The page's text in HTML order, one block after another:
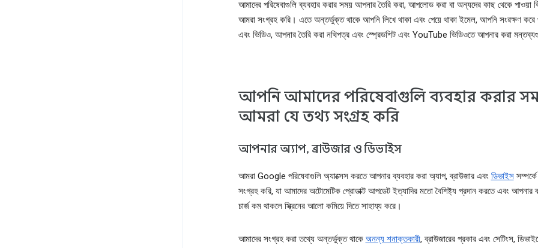
আমাদের পরিষেবাগুলি ব্যবহার করার সময় আপনার তৈরি করা, আপলোড করা বা অন্যদের কাছ থেকে পাওয়া
আমরা সংগ্রহ করি। এতে অন্তর্ভুক্ত থাকে আপনি লিখে থাকা এবং পেয়ে থাকা ইমেল, আপনি সংরক্ষণ করে
এবং ভিডিও, আপনার তৈরি করা নথিপত্র এবং স্প্রেডশিট এবং YouTube ভিডিওতে আপনার করা
আপনি আমাদের পরিষেবাগুলি ব্যবহার করার
আমরা যে তথ্য সংগ্রহ করি
আপনার অ্যাপ, ব্রাউজার ও ডিভাইস
আমরা Google পরিষেবাগুলি অ্যাক্সেস করতে আপনার ব্যবহার করা অ্যাপ, ব্রাউজার এবং ডিভাইস
সংগ্রহ করি, যা আমাদের অটোমেটিক প্রোডাক্ট আপডেট ইত্যাদির মতো বৈশিষ্ট্য প্রদান করতে এবং আপনার
চার্জ কম থাকলে স্ক্রিনের আলো কমিয়ে দিতে সাহায্য করে।
আমাদের সংগ্রহ করা তথ্যে অন্তর্ভুক্ত থাকে অনন্য শনাক্তকারী, ব্রাউজারের প্রকার এবং সেটিংস,